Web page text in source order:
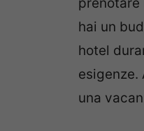
hai un
hotel
esigenze.
una